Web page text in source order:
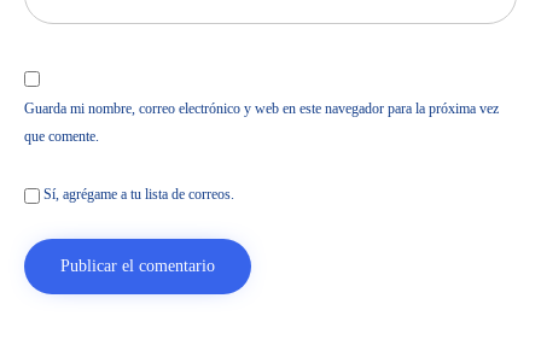
Guarda mi nombre, correo electrónico y web en este navegador para la próxima vez
que comente.
Sí, agrégame a tu lista de correos.